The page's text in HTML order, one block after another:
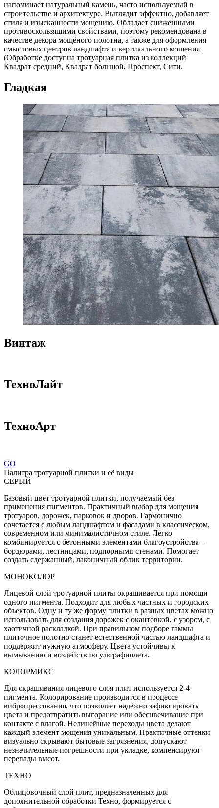
напоминает натуральный камень, часто используемый в
строительстве и архитектуре. Выглядит эффектно, добавляет
стиля и изысканности мощению. Обладает сниженными
противоскользящими свойствами, поэтому рекомендована в
качестве декора мощёного полотна, а также для оформления
смысловых центров ландшафта и вертикального мощения.
(Обработке доступна тротуарная плитка из коллекций
Квадрат средний, Квадрат большой, Проспект, Сити.
Гладкая
Винтаж
ТехноЛайт
ТехноАрт
GO
Палитра тротуарной плитки и её виды
СЕРЫЙ
Базовый цвет тротуарной плитки, получаемый без
применения пигментов. Практичный выбор для мощения
тротуаров, дорожек, парковок и дворов. Гармонично
сочетается с любым ландшафтом и фасадами в классическом,
современном или минималистичном стиле. Легко
комбинируется с бетонными элементами благоустройства –
бордюрами, лестницами, подпорными стенами. Помогает
создать сдержанный, лаконичный облик территории.
МОНОКОЛОР
Лицевой слой тротуарной плиты окрашивается при помощи
одного пигмента. Подходит для любых частных и городских
объектов. Одну и ту же форму плитки в разных цветах можно
использовать для создания дорожек с окантовкой, с узором, с
хаотичной раскладкой. При правильном подборе гаммы
плиточное полотно станет естественной частью ландшафта и
поддержит нужную атмосферу. Цвета устойчивы к
вымыванию и воздействию ультрафиолета.
КОЛОРМИКС
Для окрашивания лицевого слоя плит используется 2-4
пигмента. Колорирование производится в процессе
вибропрессования, что позволяет надёжно зафиксировать
цвета и предотвратить выгорание или обесцвечивание при
контакте с влагой. Нелинейные переходы цвета делают
каждый элемент мощения уникальным. Практичные оттенки
визуально скрывают бытовые загрязнения, допускают
незначительные погрешности при укладке, компенсируют
перепады высот.
ТЕХНО
Облицовочный слой плит, предназначенных для
дополнительной обработки Техно, формируется с